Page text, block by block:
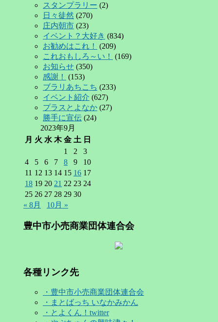
スタンプラリー (2)
日々徒然 (270)
庄内朝市 (23)
イベント？大好き (834)
お勧めはこれ！
(209)
これおもしろ～い！
(169)
お知らせ (350)
感謝！
(153)
ブラリあちこち (233)
イベント紹介 (627)
プラスとよなか (27)
勝手に宣伝 (24)
2023年9月
月 火 水 木 金 土 日
1
2
3
4
5 6 7 8 9
10
11 12 13 14 15 16 17
18 19 20 21 22 23 24
25 26 27 28 29 30
« 8月
10月 »
豊中市小売商業団体連合会
各種リンク先
・豊中市小売商業団体連合会
・まとばっち いなかみかん
・とよくん！twitter